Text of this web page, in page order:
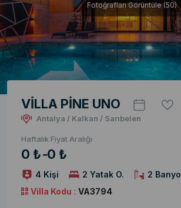
Fotoğrafları Görüntüle (50)
VİLLA PİNE UNO
Antalya / Kalkan / Sarıbelen
Haftalık Fiyat Aralığı
0 ₺-0 ₺
4 Kişi 2 Yatak O.
2 Banyo
Villa Kodu : VA3794